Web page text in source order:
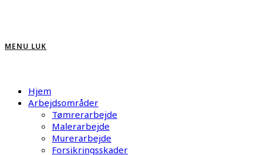
MENU LUK
Hjem
Arbejdsområder
Tømrerarbejde
Malerarbejde
Murerarbejde
Forsikringsskader